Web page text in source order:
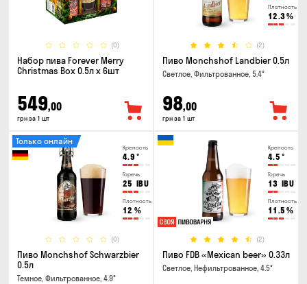
(0)
Набор пива Forever Merry
Christmas Box 0.5л x 6шт
549,00
грн за 1 шт
Плотность
12.3%
(2)
Пиво Monchshof Landbier 0.5л
Светлое, Фильтрованное, 5.4°
98,00
грн за 1 шт
Крепость
4.9 °
Горечь
25 IBU
Плотность
12 %
(0)
Только онлайн
Пиво Monchshof Schwarzbier
0.5л
Темное, Фильтрованное, 4.9°
Крепость
4.5 °
Горечь
13 IBU
Плотность
11.5 %
(2)
Пиво FDB «Mexican beer» 0.33л
Светлое, Нефильтрованное, 4.5°